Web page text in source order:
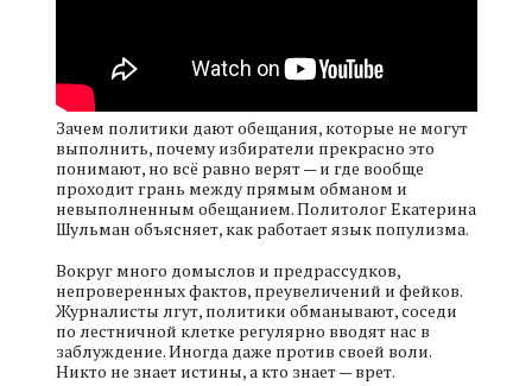
Зачем политики дают обещания, которые не могут
выполнить, почему избиратели прекрасно это
понимают, но всё равно верят — и где вообще
проходит грань между прямым обманом и
невыполненным обещанием. Политолог Екатерина
Шульман объясняет, как работает язык популизма.
Вокруг много домыслов и предрассудков,
непроверенных фактов, преувеличений и фейков.
Журналисты лгут, политики обманывают, соседи
по лестничной клетке регулярно вводят нас в
заблуждение. Иногда даже против своей воли.
Никто не знает истины, а кто знает — врет.